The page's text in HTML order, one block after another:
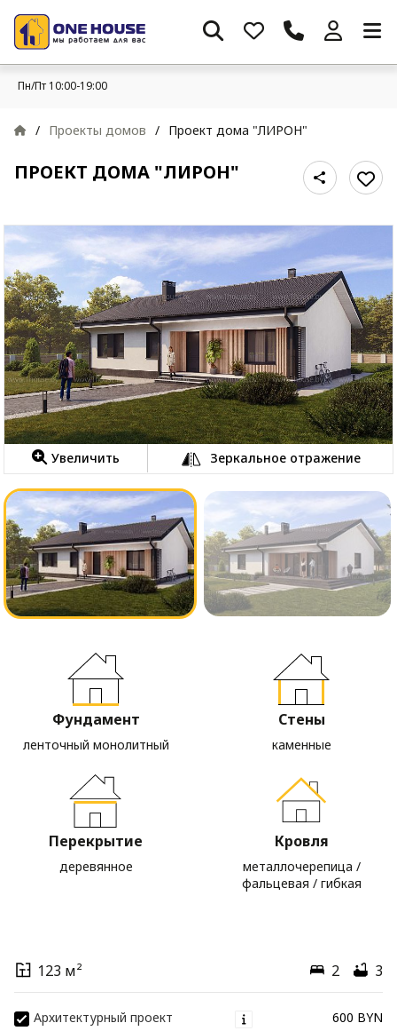
Пн/Пт 10:00-19:00
/ Проекты домов / Проект дома "ЛИРОН"
ПРОЕКТ ДОМА "ЛИРОН"
Увеличить Зеркальное отражение
Фундамент
ленточный монолитный
Стены
каменные
Перекрытие
деревянное
Кровля
металлочерепица /
фальцевая / гибкая
123 м² 2 3
Архитектурный проект
600 BYN